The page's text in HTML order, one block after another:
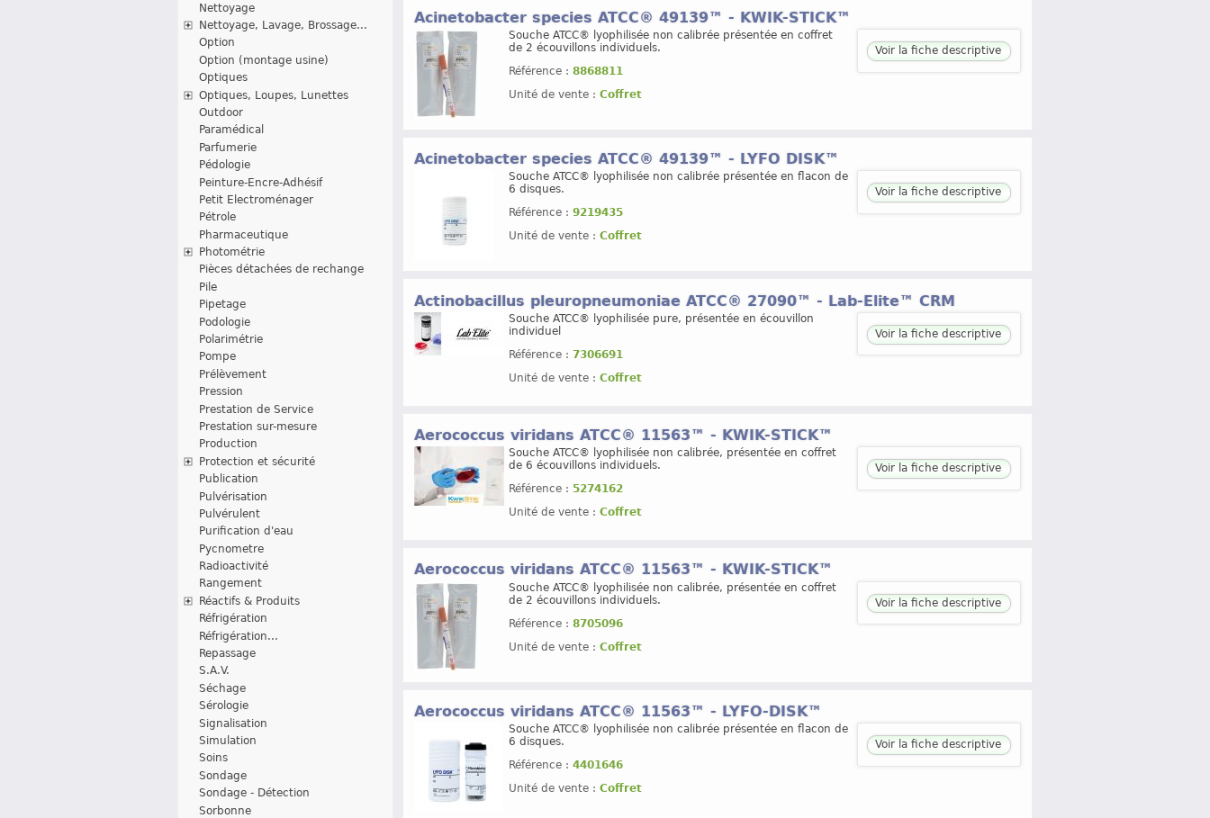
Nettoyage
Nettoyage, Lavage, Brossage...
Option
Option (montage usine)
Optiques
Optiques, Loupes, Lunettes
Outdoor
Paramédical
Parfumerie
Pédologie
Peinture-Encre-Adhésif
Petit Electroménager
Pétrole
Pharmaceutique
Photométrie
Pièces détachées de rechange
Pile
Pipetage
Podologie
Polarimétrie
Pompe
Prélèvement
Pression
Prestation de Service
Prestation sur-mesure
Production
Protection et sécurité
Publication
Pulvérisation
Pulvérulent
Purification d'eau
Pycnometre
Radioactivité
Rangement
Réactifs & Produits
Réfrigération
Réfrigération...
Repassage
S.A.V.
Séchage
Sérologie
Signalisation
Simulation
Soins
Sondage
Sondage - Détection
Sorbonne
Acinetobacter species ATCC® 49139™ - KWIK-STICK™
Souche ATCC® lyophilisée non calibrée présentée en coffret
de 2 écouvillons individuels.
Référence : 8868811
Unité de vente : Coffret
Voir la fiche descriptive
Acinetobacter species ATCC® 49139™ - LYFO DISK™
Souche ATCC® lyophilisée non calibrée présentée en flacon de
6 disques.
Référence : 9219435
Unité de vente : Coffret
Voir la fiche descriptive
Actinobacillus pleuropneumoniae ATCC® 27090™ - Lab-Elite™ CRM
Souche ATCC® lyophilisée pure, présentée en écouvillon
individuel
Référence : 7306691
Unité de vente : Coffret
Voir la fiche descriptive
Aerococcus viridans ATCC® 11563™ - KWIK-STICK™
Souche ATCC® lyophilisée non calibrée, présentée en coffret
de 6 écouvillons individuels.
Référence : 5274162
Unité de vente : Coffret
Voir la fiche descriptive
Aerococcus viridans ATCC® 11563™ - KWIK-STICK™
Souche ATCC® lyophilisée non calibrée, présentée en coffret
de 2 écouvillons individuels.
Référence : 8705096
Unité de vente : Coffret
Voir la fiche descriptive
Aerococcus viridans ATCC® 11563™ - LYFO-DISK™
Souche ATCC® lyophilisée non calibrée présentée en flacon de
6 disques.
Référence : 4401646
Unité de vente : Coffret
Voir la fiche descriptive